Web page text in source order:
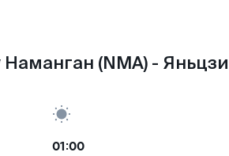
(NMA) - Яньцзи
01:00